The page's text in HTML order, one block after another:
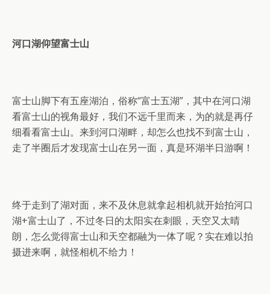
河口湖仰望富士山
富士山脚下有五座湖泊，俗称“富士五湖”，其中在河口湖
看富士山的视角最好，我们不远千里而来，为的就是再仔
细看看富士山。来到河口湖畔，却怎么也找不到富士山，
走了半圈后才发现富士山在另一面，真是环湖半日游啊！
终于走到了湖对面，来不及休息就拿起相机就开始拍河口
湖+富士山了，不过冬日的太阳实在刺眼，天空又太晴
朗，怎么觉得富士山和天空都融为一体了呢？实在难以拍
摄进来啊，就怪相机不给力！